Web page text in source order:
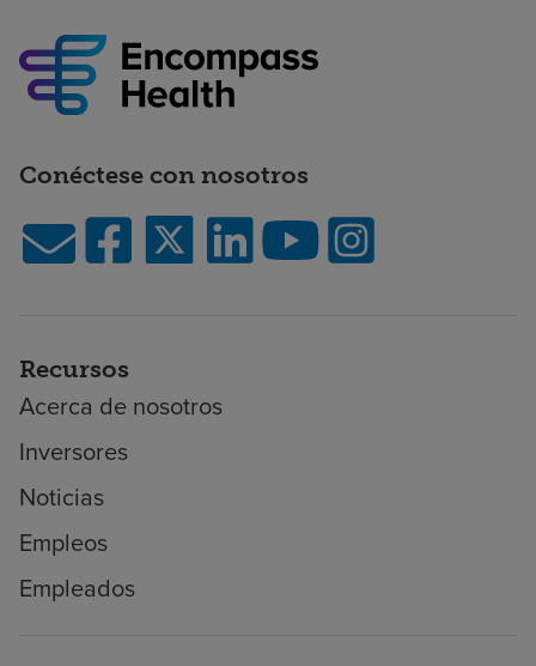
Conéctese con nosotros
Recursos
Acerca de nosotros
Inversores
Noticias
Empleos
Empleados